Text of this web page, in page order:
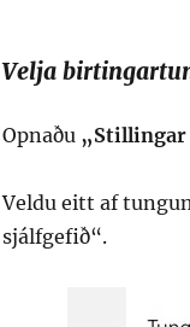
Velja
Opnaðu „Stillingar
Veldu eitt af
sjálfgefið“.